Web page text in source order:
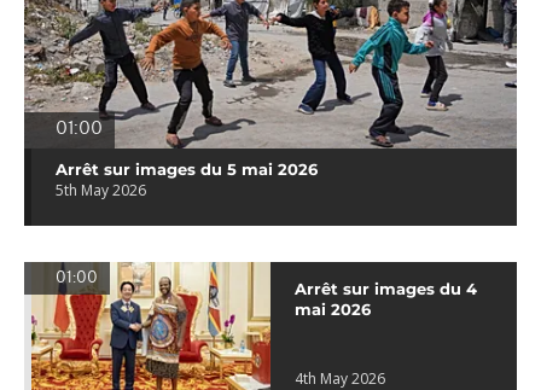
01:00
Arrêt sur images du 5 mai 2026
5th May 2026
01:00
Arrêt sur images du 4
mai 2026
4th May 2026